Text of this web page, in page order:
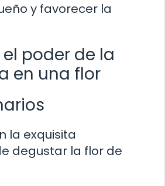
y favorecer la
poder de la
en una flor
la exquisita
degustar la flor de